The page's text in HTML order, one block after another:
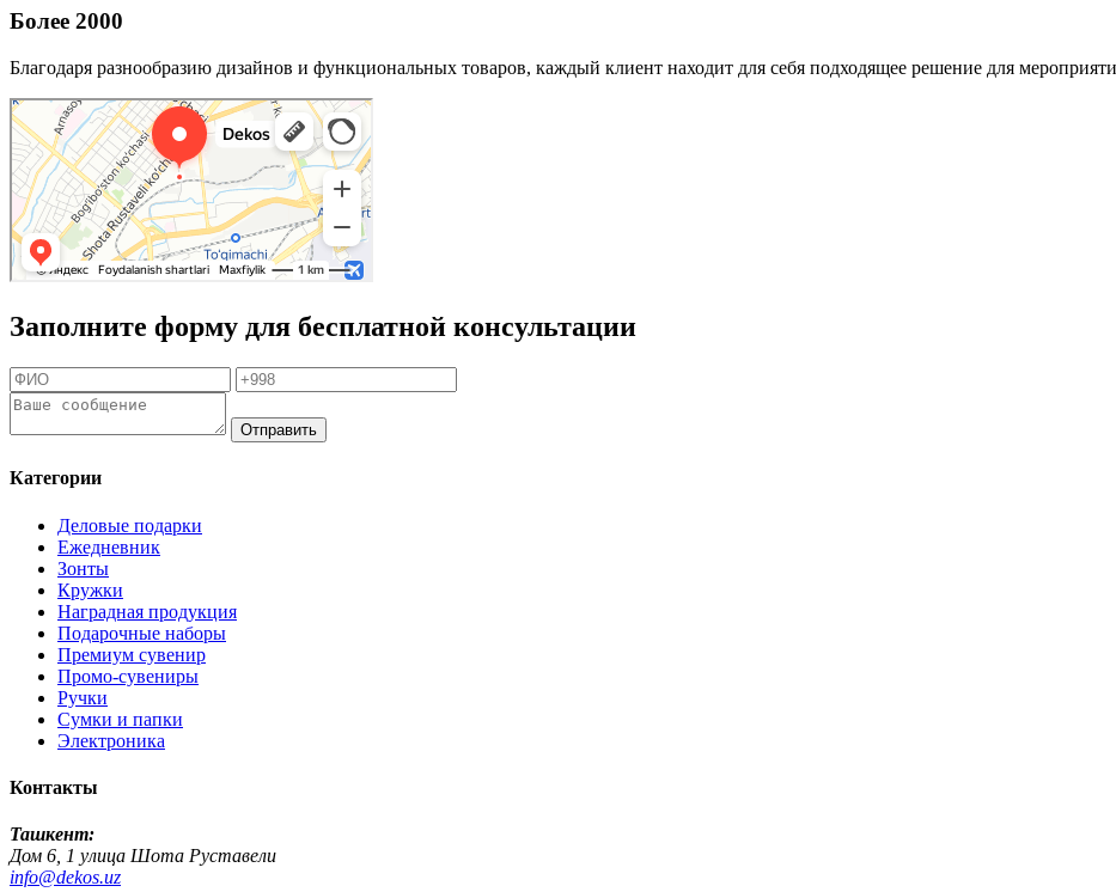
Более 2000
Благодаря разнообразию дизайнов и функциональных товаров, каждый клиент находит для себя подходящее решение для
Заполните форму для бесплатной консультации
Отправить
Категории
Деловые подарки
Ежедневник
Зонты
Кружки
Наградная продукция
Подарочные наборы
Премиум сувенир
Промо-сувениры
Ручки
Сумки и папки
Электроника
Контакты
Ташкент:
Дом 6, 1 улица Шота Руставели
info@dekos.uz